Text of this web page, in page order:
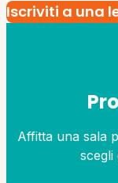
Iscriviti a una
Affitta una sala
scegli